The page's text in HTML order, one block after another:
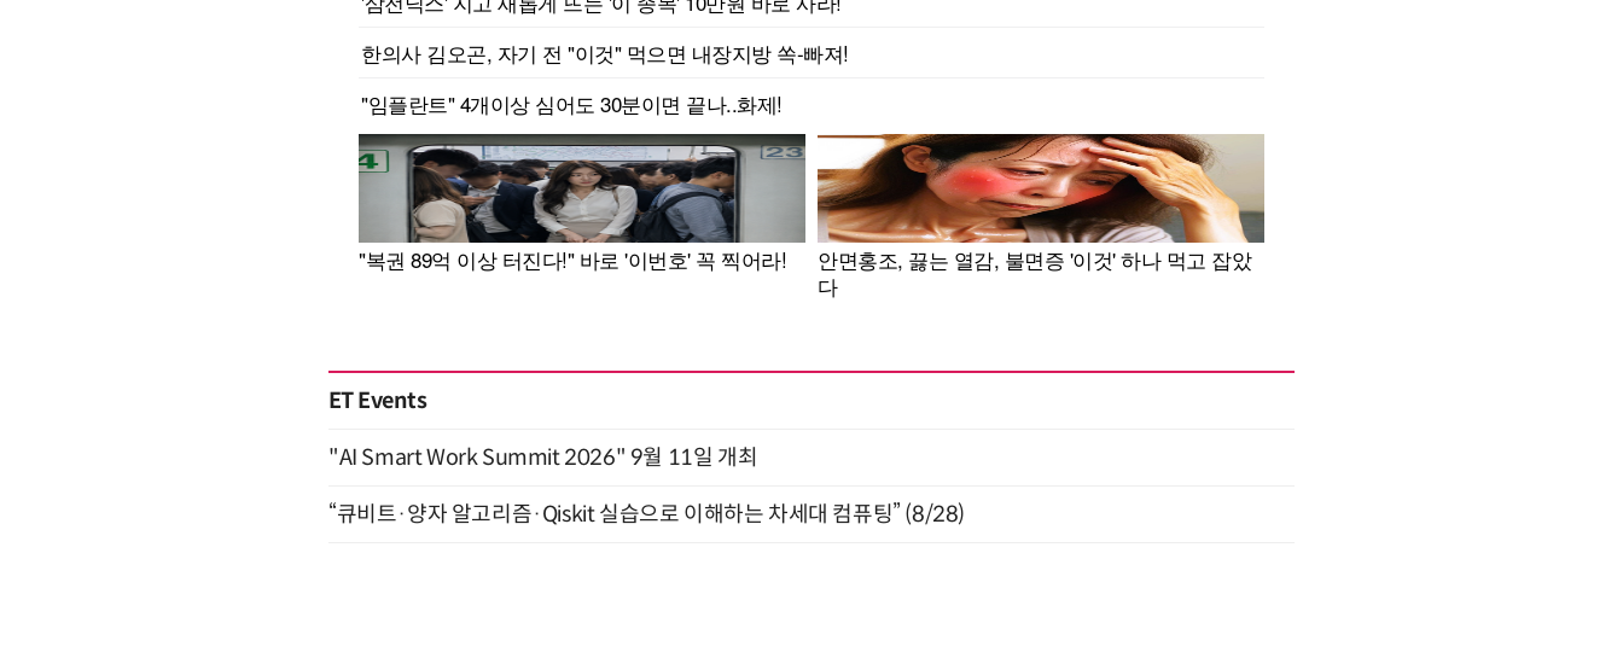
ET Events
"AI Smart Work Summit 2026" 9월 11일 개최
“큐비트·양자 알고리즘·Qiskit 실습으로 이해하는 차세대 컴퓨팅” (8/28)